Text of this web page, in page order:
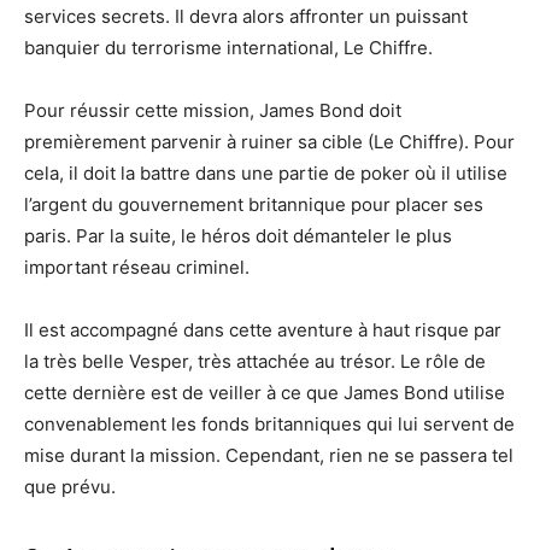
services secrets. Il devra alors affronter un puissant
banquier du terrorisme international, Le Chiffre.
Pour réussir cette mission, James Bond doit
premièrement parvenir à ruiner sa cible (Le Chiffre). Pour
cela, il doit la battre dans une partie de poker où il utilise
l’argent du gouvernement britannique pour placer ses
paris. Par la suite, le héros doit démanteler le plus
important réseau criminel.
Il est accompagné dans cette aventure à haut risque par
la très belle Vesper, très attachée au trésor. Le rôle de
cette dernière est de veiller à ce que James Bond utilise
convenablement les fonds britanniques qui lui servent de
mise durant la mission. Cependant, rien ne se passera tel
que prévu.